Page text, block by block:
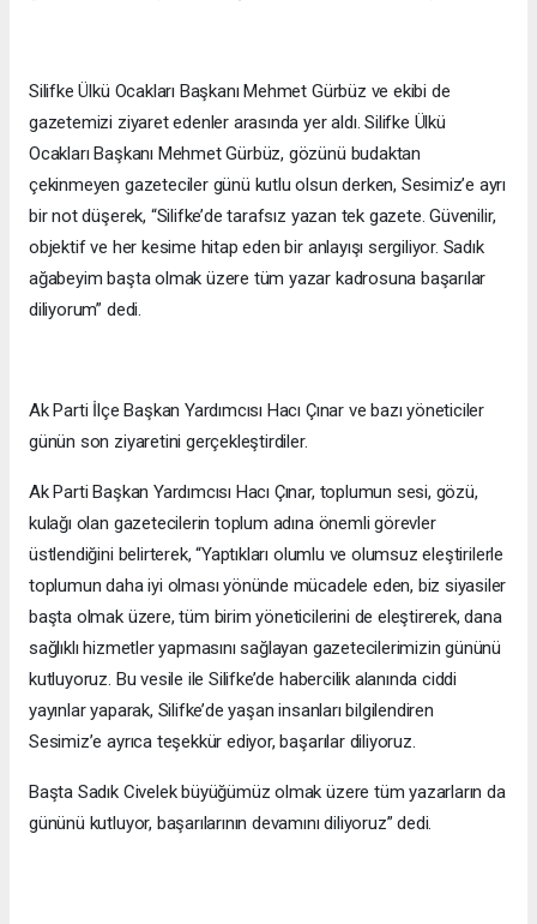
Silifke Ülkü Ocakları Başkanı Mehmet Gürbüz ve ekibi de
gazetemizi ziyaret edenler arasında yer aldı. Silifke Ülkü
Ocakları Başkanı Mehmet Gürbüz, gözünü budaktan
çekinmeyen gazeteciler günü kutlu olsun derken, Sesimiz’e ayrı
bir not düşerek, “Silifke’de tarafsız yazan tek gazete. Güvenilir,
objektif ve her kesime hitap eden bir anlayışı sergiliyor. Sadık
ağabeyim başta olmak üzere tüm yazar kadrosuna başarılar
diliyorum” dedi.
Ak Parti İlçe Başkan Yardımcısı Hacı Çınar ve bazı yöneticiler
günün son ziyaretini gerçekleştirdiler.
Ak Parti Başkan Yardımcısı Hacı Çınar, toplumun sesi, gözü,
kulağı olan gazetecilerin toplum adına önemli görevler
üstlendiğini belirterek, “Yaptıkları olumlu ve olumsuz eleştirilerle
toplumun daha iyi olması yönünde mücadele eden, biz siyasiler
başta olmak üzere, tüm birim yöneticilerini de eleştirerek, dana
sağlıklı hizmetler yapmasını sağlayan gazetecilerimizin gününü
kutluyoruz. Bu vesile ile Silifke’de habercilik alanında ciddi
yayınlar yaparak, Silifke’de yaşan insanları bilgilendiren
Sesimiz’e ayrıca teşekkür ediyor, başarılar diliyoruz.
Başta Sadık Civelek büyüğümüz olmak üzere tüm yazarların da
gününü kutluyor, başarılarının devamını diliyoruz” dedi.